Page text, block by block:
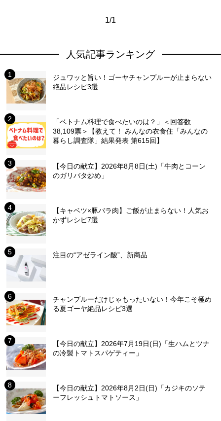
1/1
人気記事ランキング
ジュワッと旨い！ゴーヤチャンプルーが止まらない
絶品レシピ3選
「ベトナム料理で食べたいのは？」＜回答数
38,109票＞【教えて！ みんなの衣食住「みんなの
暮らし調査隊」結果発表 第615回】
【今日の献立】2026年8月8日(土)「牛肉とコーン
のガリバタ炒め」
【キャベツ×豚バラ肉】ご飯が止まらない！人気お
かずレシピ7選
注目の“アゼライン酸”、新商品
チャンプルーだけじゃもったいない！今年こそ極め
る夏ゴーヤ絶品レシピ3選
【今日の献立】2026年7月19日(日)「生ハムとツナ
の冷製トマトスパゲティー」
【今日の献立】2026年8月2日(日)「カジキのソテ
ーフレッシュトマトソース」